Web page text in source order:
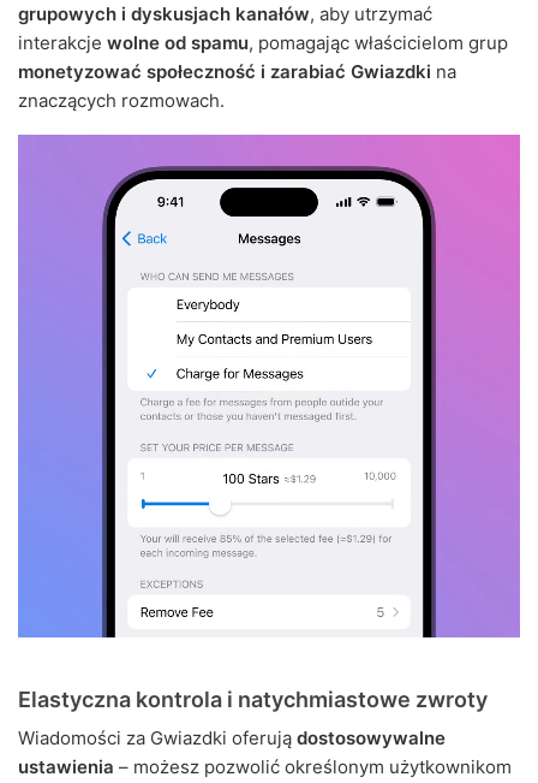
grupowych i dyskusjach kanałów, aby utrzymać
interakcje wolne od spamu, pomagając właścicielom grup
monetyzować społeczność i zarabiać Gwiazdki na
znaczących rozmowach.
Elastyczna kontrola i natychmiastowe zwroty
Wiadomości za Gwiazdki oferują dostosowywalne
ustawienia – możesz pozwolić określonym użytkownikom